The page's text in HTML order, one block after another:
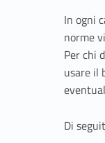
In ogni
norme
Per chi
usare il
Di